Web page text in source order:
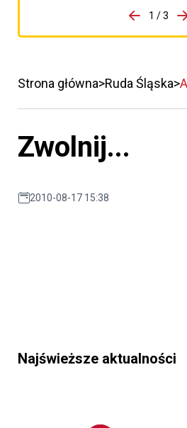
porzpedniego komunikatu
1 / 3
Strona główna Ruda Śląska
Zwolnij...
2010-08-17 15:38
Najświeższe aktualności